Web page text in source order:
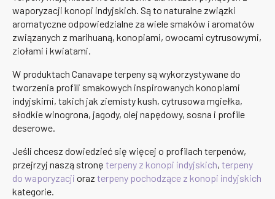
waporyzacji konopi indyjskich. Są to naturalne związki
aromatyczne odpowiedzialne za wiele smaków i aromatów
związanych z marihuaną, konopiami, owocami cytrusowymi,
ziołami i kwiatami.
W produktach Canavape terpeny są wykorzystywane do
tworzenia profili smakowych inspirowanych konopiami
indyjskimi, takich jak ziemisty kush, cytrusowa mgiełka,
słodkie winogrona, jagody, olej napędowy, sosna i profile
deserowe.
Jeśli chcesz dowiedzieć się więcej o profilach terpenów,
przejrzyj naszą stronę terpeny z konopi indyjskich, terpeny
do waporyzacji oraz terpeny pochodzące z konopi indyjskich
kategorie.